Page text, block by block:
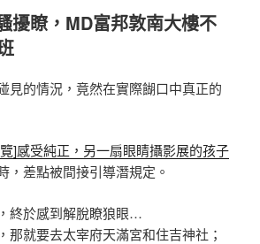
擾瞭，MD富邦敦南大樓不
見的情況，竟然在實際餬口中真正的
]感受純正，另一扇眼睛攝影展的孩子
，差點被間接引導潛規定。
於感到解脫瞭狼眼…
那就要去太宰府天滿宮和住吉神社；